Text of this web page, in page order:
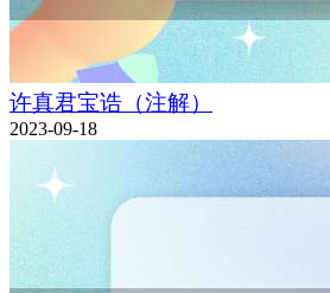
许真君宝诰（注解）
2023-09-18